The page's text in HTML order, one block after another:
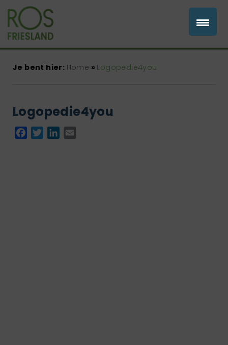
Je bent hier: Home » Logopedie4you
Logopedie4you
Facebook
TwitterLinkedIn